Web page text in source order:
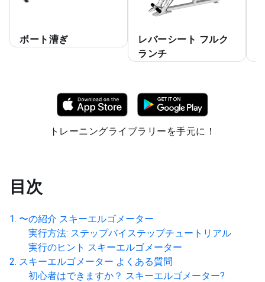
ボート漕ぎ
レバーシート フルク
ランチ
トレーニングライブラリーを手元に！
目次
〜の紹介 スキーエルゴメーター
実行方法: ステップバイステップチュートリアル
実行のヒント スキーエルゴメーター
スキーエルゴメーター よくある質問
初心者はできますか？ スキーエルゴメーター?